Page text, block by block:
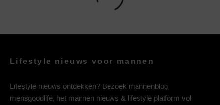
Lifestyle nieuws voor mannen
Lifestyle nieuws ontdekken? Bezoek mannenblog
mensgoodlife, het mannen nieuws & lifestyle platform vol